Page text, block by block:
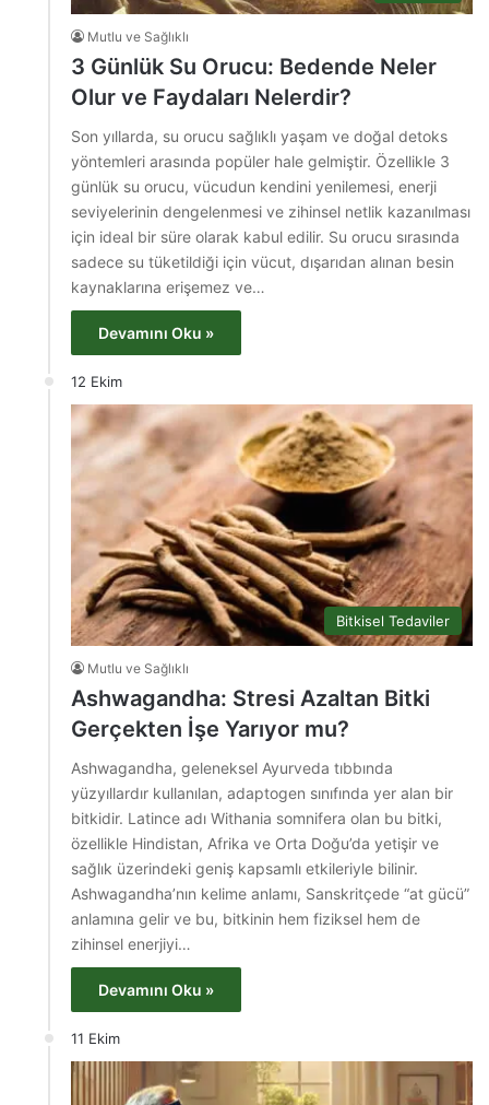
Mutlu ve Sağlıklı
3 Günlük Su Orucu: Bedende Neler
Olur ve Faydaları Nelerdir?
Son yıllarda, su orucu sağlıklı yaşam ve doğal detoks
yöntemleri arasında popüler hale gelmiştir. Özellikle 3
günlük su orucu, vücudun kendini yenilemesi, enerji
seviyelerinin dengelenmesi ve zihinsel netlik kazanılması
için ideal bir süre olarak kabul edilir. Su orucu sırasında
sadece su tüketildiği için vücut, dışarıdan alınan besin
kaynaklarına erişemez ve…
Devamını Oku »
12 Ekim
Bitkisel Tedaviler
Mutlu ve Sağlıklı
Ashwagandha: Stresi Azaltan Bitki
Gerçekten İşe Yarıyor mu?
Ashwagandha, geleneksel Ayurveda tıbbında
yüzyıllardır kullanılan, adaptogen sınıfında yer alan bir
bitkidir. Latince adı Withania somnifera olan bu bitki,
özellikle Hindistan, Afrika ve Orta Doğu’da yetişir ve
sağlık üzerindeki geniş kapsamlı etkileriyle bilinir.
Ashwagandha’nın kelime anlamı, Sanskritçede “at gücü”
anlamına gelir ve bu, bitkinin hem fiziksel hem de
zihinsel enerjiyi…
Devamını Oku »
11 Ekim